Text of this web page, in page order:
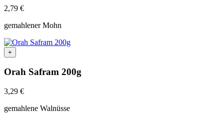
2,79 €
gemahlener Mohn
+
Orah Safram 200g
3,29 €
gemahlene Walnüsse